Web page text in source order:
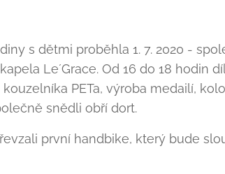
s dětmi proběhla 1. 7. 2020 -
Le´Grace. Od 16 do 18 hodin
PETa, výroba medailí, kolo
snědli obří dort.
první handbike, který bude